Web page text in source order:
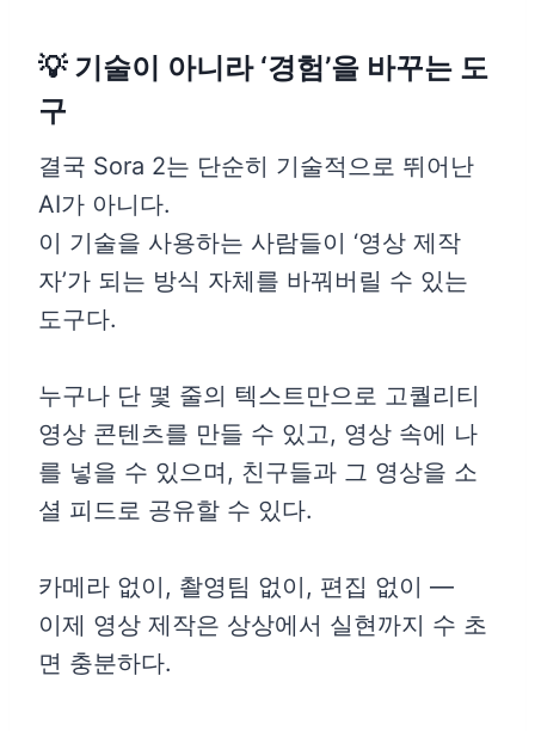
💡 기술이 아니라 ‘경험’을 바꾸는 도
구
결국 Sora 2는 단순히 기술적으로 뛰어난
AI가 아니다.
이 기술을 사용하는 사람들이 ‘영상 제작
자’가 되는 방식 자체를 바꿔버릴 수 있는
도구다.
누구나 단 몇 줄의 텍스트만으로 고퀄리티
영상 콘텐츠를 만들 수 있고, 영상 속에 나
를 넣을 수 있으며, 친구들과 그 영상을 소
셜 피드로 공유할 수 있다.
카메라 없이, 촬영팀 없이, 편집 없이 —
이제 영상 제작은 상상에서 실현까지 수 초
면 충분하다.